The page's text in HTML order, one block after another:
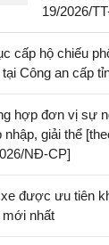
19/2026/
cấp hộ chiếu
Công an cấp
hợp đơn vị sự
nhập, giải thể
NĐ-CP]
được ưu tiên
mới nhất